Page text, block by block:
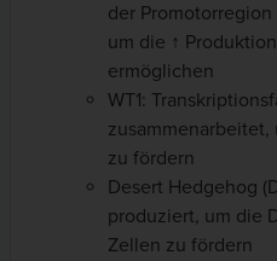
der Promotorregion
um die ↑
ermöglichen
WT1:
zu fördern
Desert Hedgehog
produziert, um die
Zellen zu fördern